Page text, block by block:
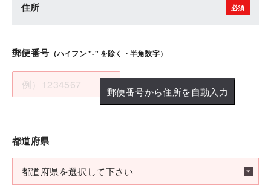
住所
郵便番号 （ハイフン "-" を除く・半角数字）
郵便番号から住所を自動入力
都道府県